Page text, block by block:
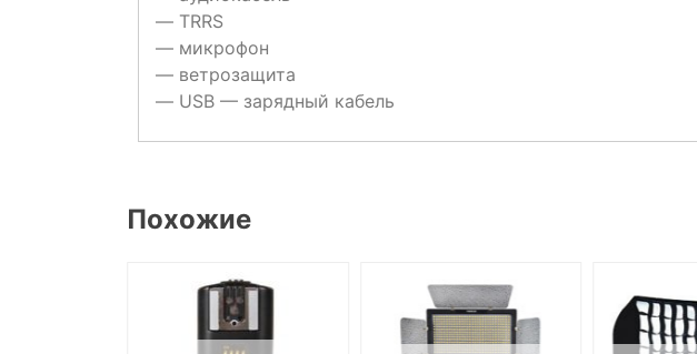
— TRRS
— микрофон
— ветрозащита
— USB — зарядный кабель
Похожие